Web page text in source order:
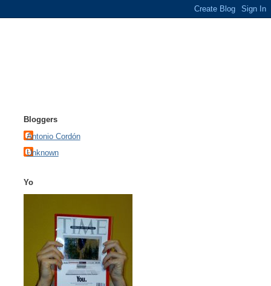
Bloggers
Antonio Cordón
Unknown
Yo